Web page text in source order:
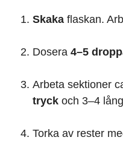
Skaka flaskan.
Dosera 4–5
Arbeta sektioner
tryck och 3–4
Torka av rester